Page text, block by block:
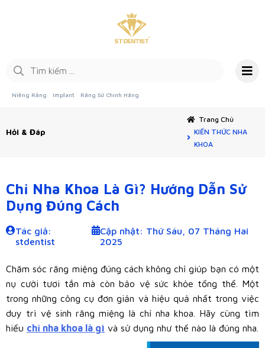
Niềng Răng Implant Răng Sứ Chính Hãng
Hỏi & Đáp
Trang Chủ
KIẾN THỨC NHA
KHOA
Chỉ Nha Khoa Là Gì? Hướng Dẫn Sử
Dụng Đúng Cách
Tác giả:
stdentist
Cập nhật: Thứ Sáu, 07 Tháng Hai
2025
Chăm sóc răng miệng đúng cách không chỉ giúp bạn có một
nụ cười tươi tắn mà còn bảo vệ sức khỏe tổng thể. Một
trong những công cụ đơn giản và hiệu quả nhất trong việc
duy trì vệ sinh răng miệng là chỉ nha khoa. Hãy cùng tìm
hiểu chỉ nha khoa là gì và sử dụng như thế nào là đúng nha.